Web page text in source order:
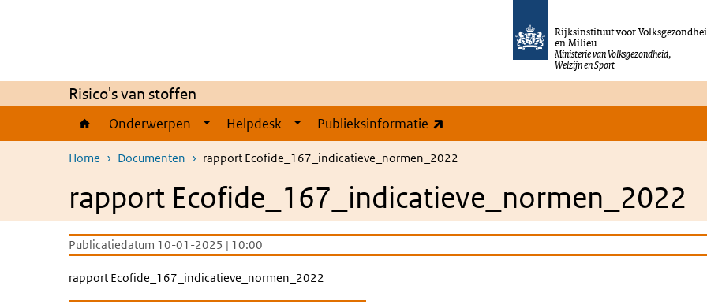
Rijksinstituut voor
en Milieu
Ministerie van Volksgezondheid,
Welzijn en Sport
Risico's van stoffen
Onderwerpen Helpdesk Publieksinformatie
Home Documenten rapport Ecofide_167_indicatieve_normen_2022
rapport Ecofide_167_indicatieve_normen_2022
Publicatiedatum 10-01-2025 | 10:00
rapport Ecofide_167_indicatieve_normen_2022